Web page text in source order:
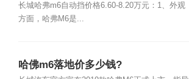
长城哈弗m6自动挡价格6.60-8.20万元：1、外观
方面，哈弗M6是...
哈佛m6落地价多少钱?